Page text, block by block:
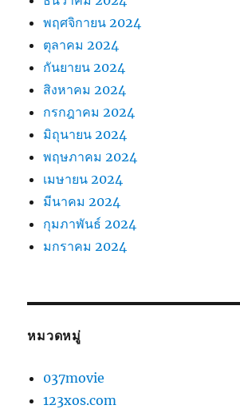
พฤศจิกายน 2024
ตุลาคม 2024
กันยายน 2024
สิงหาคม 2024
กรกฎาคม 2024
มิถุนายน 2024
พฤษภาคม 2024
เมษายน 2024
มีนาคม 2024
กุมภาพันธ์ 2024
มกราคม 2024
หมวดหมู่
037movie
123xos.com